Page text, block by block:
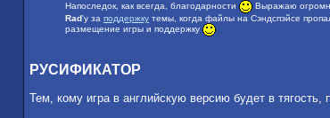
Напоследок, как всегда, благодарности Выражаю
Rad'y за поддержку темы, когда файлы на Сэндспэйсе
размещение игры и поддержку
РУСИФИКАТОР
Тем, кому игра в английскую версию будет в тягость,